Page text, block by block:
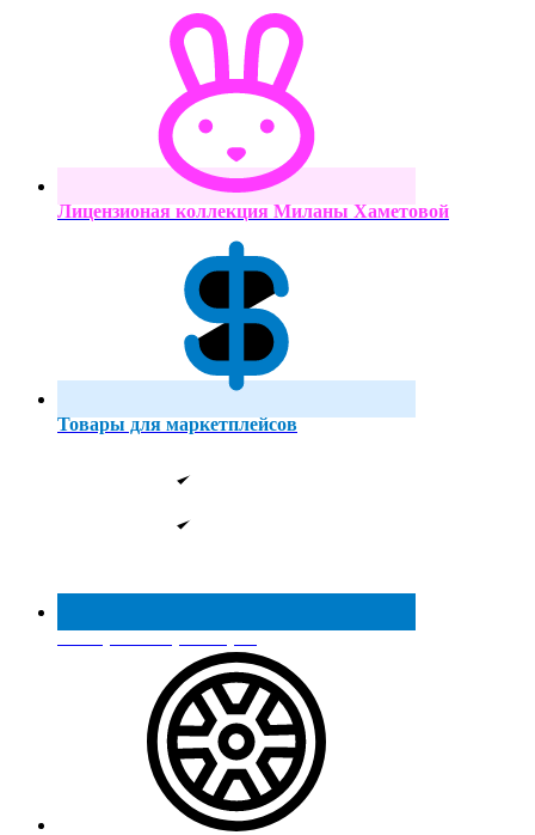
Лицензионая коллекция Миланы Хаметовой
Товары для маркетплейсов
Реестр МинПромТорга